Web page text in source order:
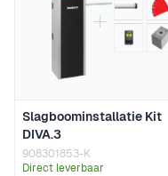
Slagboominstallatie Kit
DIVA.3
908301853-K
Direct leverbaar